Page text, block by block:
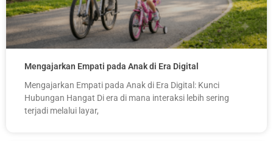
Mengajarkan Empati pada Anak di Era Digital
Mengajarkan Empati pada Anak di Era Digital: Kunci
Hubungan Hangat Di era di mana interaksi lebih sering
terjadi melalui layar,